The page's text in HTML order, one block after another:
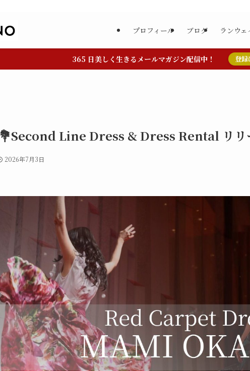
プロフィール ブログ ランウ
365 日美しく生きるメールマガジン配信中！ 登録
💐Second Line Dress & Dress Rental リリ
2026年7月3日